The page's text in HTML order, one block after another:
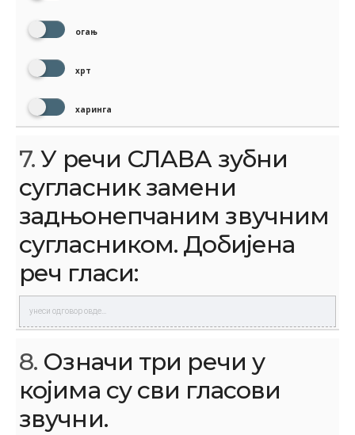
огањ
хрт
харинга
7.У речи СЛАВА зубни
сугласник замени
задњонепчаним звучним
сугласником. Добијена
реч гласи:
8. Означи три речи у
којима су сви гласови
звучни.